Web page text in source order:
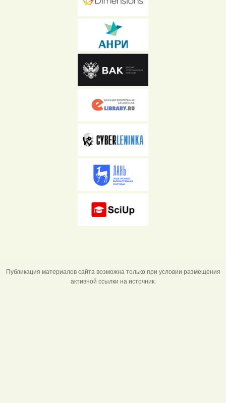
Публикация материалов сайта возможна только при условии размещения
активной ссылки на источник.